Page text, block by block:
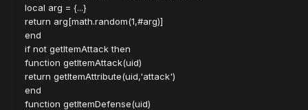
local arg = {...}
return arg[math.random(1,#arg)]
end
if not getItemAttack then
function getItemAttack(uid)
return getItemAttribute(uid,'attack')
end
function getItemDefense(uid)